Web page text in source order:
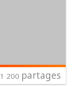
1 200 partages